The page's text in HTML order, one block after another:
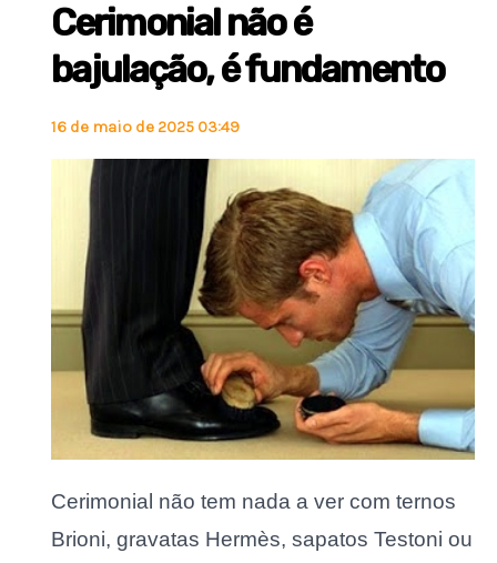
Cerimonial não é
bajulação, é fundamento
16 de maio de 2025 03:49
Cerimonial não tem nada a ver com ternos
Brioni, gravatas Hermès, sapatos Testoni ou